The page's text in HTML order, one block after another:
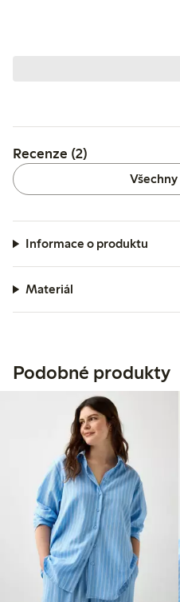
Recenze (2)
Informace o produktu
Materiál
Podobné produkty